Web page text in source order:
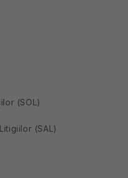
(SOL)
(SAL)